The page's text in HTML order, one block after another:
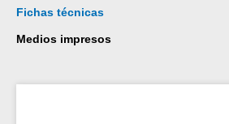
Fichas técnicas
Medios impresos